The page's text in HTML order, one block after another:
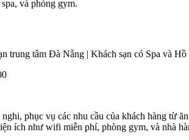
và phòng gym.
phục vụ các nhu cầu của khách hàng từ
ích như wifi miễn phí, phòng gym, và nhà